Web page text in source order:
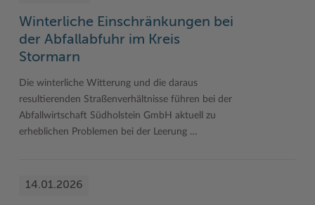
Winterliche Einschränkungen bei
der Abfallabfuhr im Kreis
Stormarn
Die winterliche Witterung und die daraus
resultierenden Straßenverhältnisse führen bei der
Abfallwirtschaft Südholstein GmbH aktuell zu
erheblichen Problemen bei der Leerung …
14.01.2026